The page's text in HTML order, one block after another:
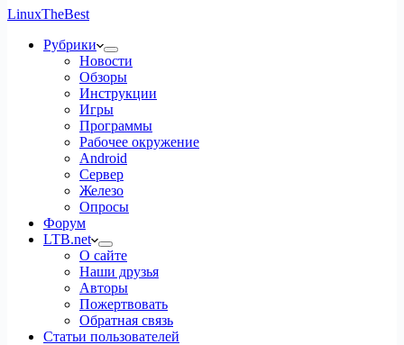
LinuxTheBest
Рубрики
Новости
Обзоры
Инструкции
Игры
Программы
Рабочее окружение
Android
Сервер
Железо
Опросы
Форум
LTB.net
О сайте
Наши друзья
Авторы
Пожертвовать
Обратная связь
Статьи пользователей